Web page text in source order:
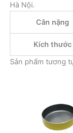
Hà Nội.
Cân nặng
Kích thước
Sản phẩm tương